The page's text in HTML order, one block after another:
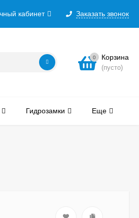
кабинет Заказать звонок
0 Корзина
(пусто)
Гидрозамки Еще